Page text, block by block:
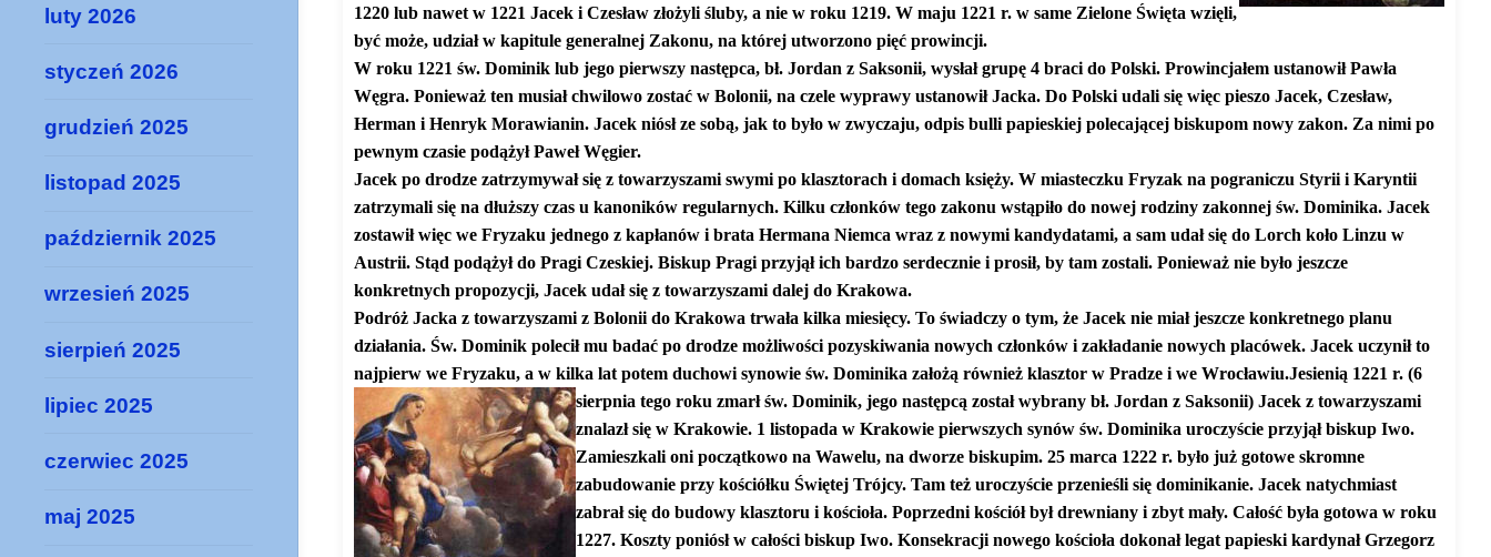
1220 lub nawet w 1221 Jacek i Czesław złożyli śluby, a nie w roku 1219. W maju 1221 r. w same Zielone Święta wzięli,
być może, udział w kapitule generalnej Zakonu, na której utworzono pięć prowincji.
W roku 1221 św. Dominik lub jego pierwszy następca, bł. Jordan z Saksonii, wysłał grupę 4 braci do Polski. Prowincjałem ustanowił Pawła
Węgra. Ponieważ ten musiał chwilowo zostać w Bolonii, na czele wyprawy ustanowił Jacka. Do Polski udali się więc pieszo Jacek, Czesław,
Herman i Henryk Morawianin. Jacek niósł ze sobą, jak to było w zwyczaju, odpis bulli papieskiej polecającej biskupom nowy zakon. Za nimi po
pewnym czasie podążył Paweł Węgier.
Jacek po drodze zatrzymywał się z towarzyszami swymi po klasztorach i domach księży. W miasteczku Fryzak na pograniczu Styrii i Karyntii
zatrzymali się na dłuższy czas u kanoników regularnych. Kilku członków tego zakonu wstąpiło do nowej rodziny zakonnej św. Dominika. Jacek
zostawił więc we Fryzaku jednego z kapłanów i brata Hermana Niemca wraz z nowymi kandydatami, a sam udał się do Lorch koło Linzu w
Austrii. Stąd podążył do Pragi Czeskiej. Biskup Pragi przyjął ich bardzo serdecznie i prosił, by tam zostali. Ponieważ nie było jeszcze
konkretnych propozycji, Jacek udał się z towarzyszami dalej do Krakowa.
Podróż Jacka z towarzyszami z Bolonii do Krakowa trwała kilka miesięcy. To świadczy o tym, że Jacek nie miał jeszcze konkretnego planu
działania. Św. Dominik polecił mu badać po drodze możliwości pozyskiwania nowych członków i zakładanie nowych placówek. Jacek uczynił to
najpierw we Fryzaku, a w kilka lat potem duchowi synowie św. Dominika założą również klasztor w Pradze i we Wrocławiu.Jesienią 1221 r. (6
sierpnia tego roku zmarł św. Dominik, jego następcą został wybrany bł. Jordan z Saksonii) Jacek z towarzyszami
znalazł się w Krakowie. 1 listopada w Krakowie pierwszych synów św. Dominika uroczyście przyjął biskup Iwo.
Zamieszkali oni początkowo na Wawelu, na dworze biskupim. 25 marca 1222 r. było już gotowe skromne
zabudowanie przy kościółku Świętej Trójcy. Tam też uroczyście przenieśli się dominikanie. Jacek natychmiast
zabrał się do budowy klasztoru i kościoła. Poprzedni kościół był drewniany i zbyt mały. Całość była gotowa w roku
1227. Koszty poniósł w całości biskup Iwo. Konsekracji nowego kościoła dokonał legat papieski kardynał Grzegorz
luty 2026
styczeń 2026
grudzień 2025
listopad 2025
październik 2025
wrzesień 2025
sierpień 2025
lipiec 2025
czerwiec 2025
maj 2025